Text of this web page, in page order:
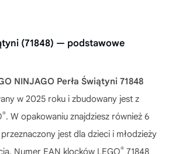
(71848) — podstawowe
NINJAGO Perła Świątyni 71848
w 2025 roku i zbudowany jest z
®. W opakowaniu znajdziesz również 6
jest dla dzieci i młodzieży
Numer EAN klocków LEGO® 71848